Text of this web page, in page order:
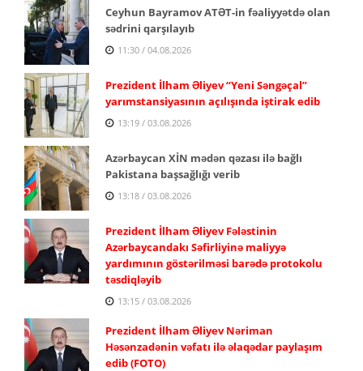
Ceyhun Bayramov ATƏT-in fəaliyyətdə olan
sədrini qarşılayıb
11:30 / 04.08.2026
Prezident İlham Əliyev “Yeni Səngəçal”
yarımstansiyasının açılışında iştirak edib
13:19 / 03.08.2026
Azərbaycan XİN mədən qəzası ilə bağlı
Pakistana başsağlığı verib
13:18 / 03.08.2026
Prezident İlham Əliyev Fələstinin
Azərbaycandakı Səfirliyinə maliyyə
yardımının göstərilməsi barədə protokolu
təsdiqləyib
13:15 / 03.08.2026
Prezident İlham Əliyev Nəriman
Həsənzadənin vəfatı ilə əlaqədar paylaşım
edib (FOTO)